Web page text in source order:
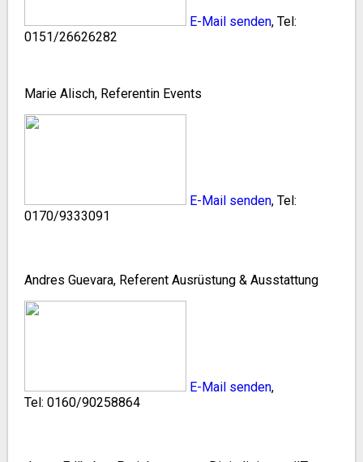
E-Mail senden, Tel:
0151/26626282
Marie Alisch, Referentin Events
E-Mail senden, Tel:
0170/9333091
Andres Guevara, Referent Ausrüstung & Ausstattung
E-Mail senden,
Tel: 0160/90258864